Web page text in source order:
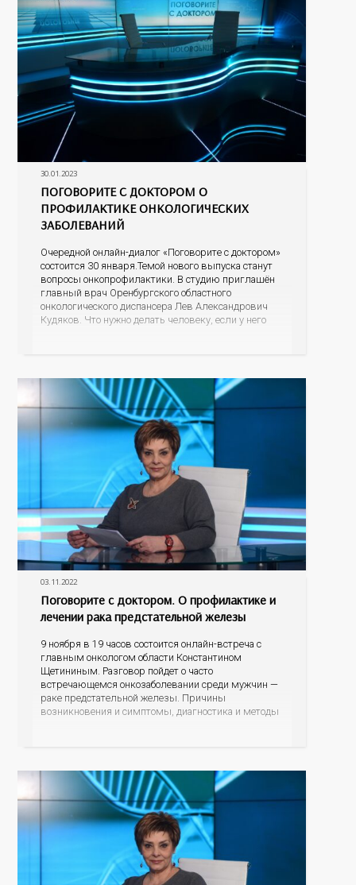
30.01.2023
ПОГОВОРИТЕ С ДОКТОРОМ О
ПРОФИЛАКТИКЕ ОНКОЛОГИЧЕСКИХ
ЗАБОЛЕВАНИЙ
Очередной онлайн-диалог «Поговорите с доктором»
состоится 30 января.Темой нового выпуска станут
вопросы онкопрофилактики. В студию приглашён
главный врач Оренбургского областного
онкологического диспансера Лев Александрович
Кудяков. Что нужно делать человеку, если у него
возникновения
03.11.2022
Поговорите с доктором. О профилактике и
лечении рака предстательной железы
9 ноября в 19 часов состоится онлайн-встреча с
главным онкологом области Константином
Щетининым. Разговор пойдет о часто
встречающемся онкозаболевании среди мужчин —
раке предстательной железы. Причины
возникновения и симптомы, диагностика и методы